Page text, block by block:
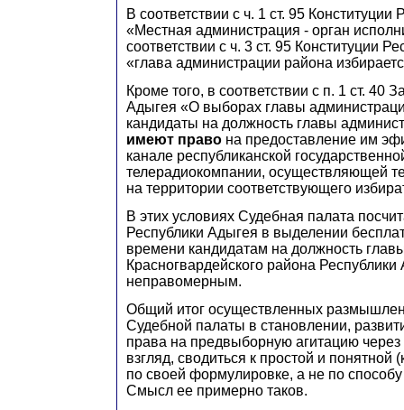
В соответствии с ч. 1 ст. 95 Конституции
«Местная администрация - орган
соответствии с ч. 3 ст. 95 Конституции
«глава администрации района
Кроме того, в соответствии с п. 1 ст. 40
Адыгея «О выборах главы
кандидаты на должность главы
имеют право на предоставление им
канале республиканской
телерадиокомпании, осуществляющей
на территории соответствующего
В этих условиях Судебная палата
Республики Адыгея в выделении
времени кандидатам на должность
Красногвардейского района Республики
неправомерным.
Общий итог осуществленных
Судебной палаты в становлении,
права на предвыборную агитацию
взгляд, сводиться к простой и
по своей формулировке, а не по
Смысл ее примерно таков.